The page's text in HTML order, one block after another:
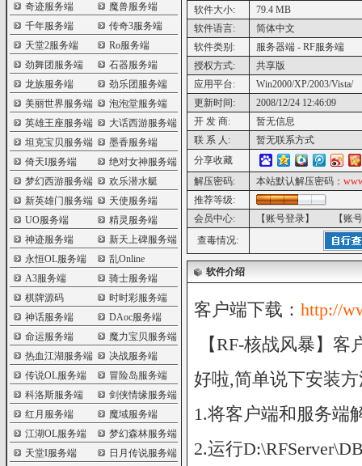
奇迹服务端
魔兽服务端
千年服务端
传奇3服务端
天堂2服务端
Ro服务端
劲舞团服务端
石器服务端
龙族服务端
劲乐团服务端
美丽世界服务端
泡泡堂服务端
英雄王座服务端
大话西游服务端
坦克宝贝服务端
墨香服务端
倚天I服务端
绝对女神服务端
梦幻西游服务端
欢乐潜水艇
新英雄门服务端
天使服务端
UO服务端
精灵服务端
神迹服务端
新天上碑服务端
永恒OL服务端
乱Online
A3服务端
骑士服务端
棋牌源码
时时彩服务端
神话服务端
DAoc服务端
命运服务端
魔力宝贝服务端
热血江湖服务端
决战服务端
传说OL服务端
冒险岛服务端
科洛斯服务端
剑侠情缘服务端
红月服务端
魔域服务端
江湖OL服务端
梦幻森林服务端
天堂I服务端
日月传说服务端
软件大小:
79.4 MB
软件语言:
简体中文
软件类别:
服务器端 - RF服务端
授权方式:
共享版
应用平台:
Win2000/XP/2003/Vista/
更新时间:
2008/12/24 12:46:09
开 发 商:
暂无信息
联 系 人:
暂无联系方式
分享收藏
解压密码:
本站默认解压密码：
推荐等级:
会员中心:
【账号登录】
【账
查毒情况:
软件介绍
客户端下载： http://
【RF-核战风暴】
好啦,简单说下安装
1.将客户端和服务端
2.运行